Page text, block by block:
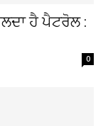
ਹੈ ਪੈਟਰੋਲ :
0